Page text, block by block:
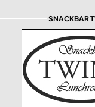
SNACKBAR